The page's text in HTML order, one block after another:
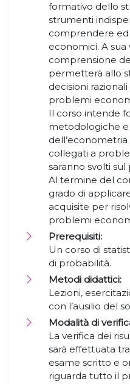
formativo dello
strumenti
comprendere ed
economici. A sua
comprensione
permetterà allo
decisioni
problemi
Il corso intende
metodologiche
collegati a
saranno svolti
Al termine del
grado di
acquisite per
problemi
Prerequisiti:
Un corso di
di probabilità.
Metodi didattici:
Lezioni,
con l’ausilio del
Modalità di
La verifica dei
sarà effettuata
esame scritto e
riguarda tutto il